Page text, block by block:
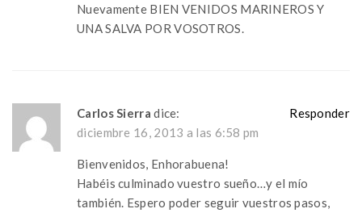
Nuevamente BIEN VENIDOS MARINEROS Y
UNA SALVA POR VOSOTROS.
Carlos Sierra dice:
diciembre 16, 2013 a las 6:58 pm
Bienvenidos, Enhorabuena!
Habéis culminado vuestro sueño…y el mío
también. Espero poder seguir vuestros pasos,
Responder